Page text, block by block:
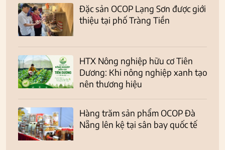
Đặc sản OCOP Lạng Sơn được giới
thiệu tại phố Tràng Tiền
HTX Nông nghiệp hữu cơ Tiên
Dương: Khi nông nghiệp xanh tạo
nên thương hiệu
Hàng trăm sản phẩm OCOP Đà
Nẵng lên kệ tại sân bay quốc tế